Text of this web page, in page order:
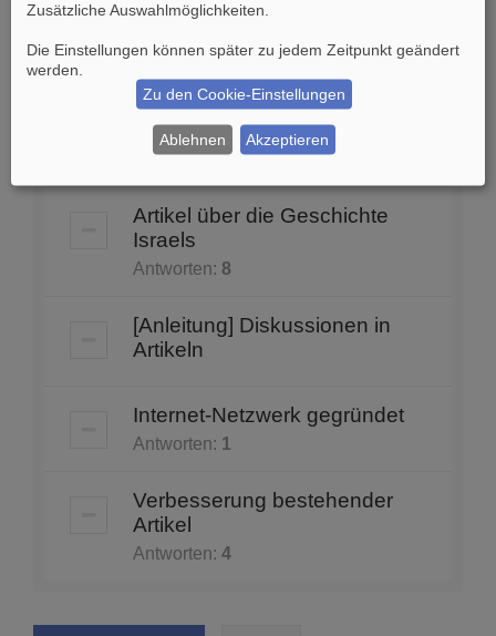
Eure Meinung zu folgendem
Beitrag
Wappen
Antworten:3
Artikel über die Geschichte
Israels
Antworten: 8
[Anleitung] Diskussionen in
Artikeln
Internet-Netzwerk gegründet
Antworten: 1
Verbesserung bestehender
Artikel
Antworten: 4
Zusätzliche Auswahlmöglichkeiten
Die Einstellungen können später zu jedem Zeitpunkt geändert
werden.
Zu den Cookie-Einstellungen
Ablehnen Akzeptieren